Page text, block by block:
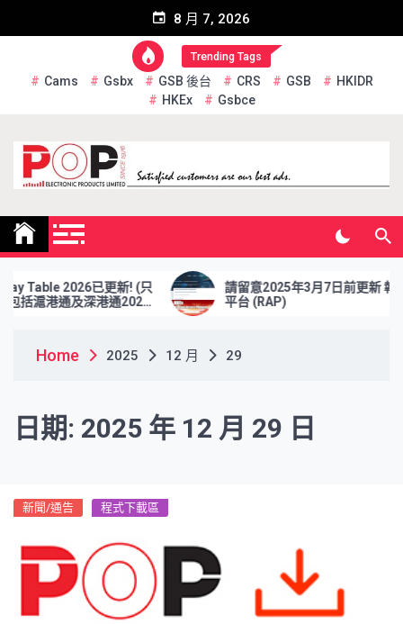
8 月 7, 2026
Trending Tags
Cams Gsbx GSB 後台 CRS GSB
HKIDR
HKEx
Gsbce
Pop Electronic Products
Limited
Table 2026已更新! (只
括滬港通及深港通2026
請留意2025年3月7日前更新 報表
平台 (RAP)
Home 2025 12 月 29
日期: 2025 年 12 月 29 日
新聞/通告 程式下載區